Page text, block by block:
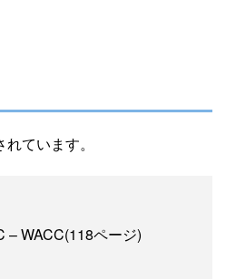
ています。
– WACC(118ページ)